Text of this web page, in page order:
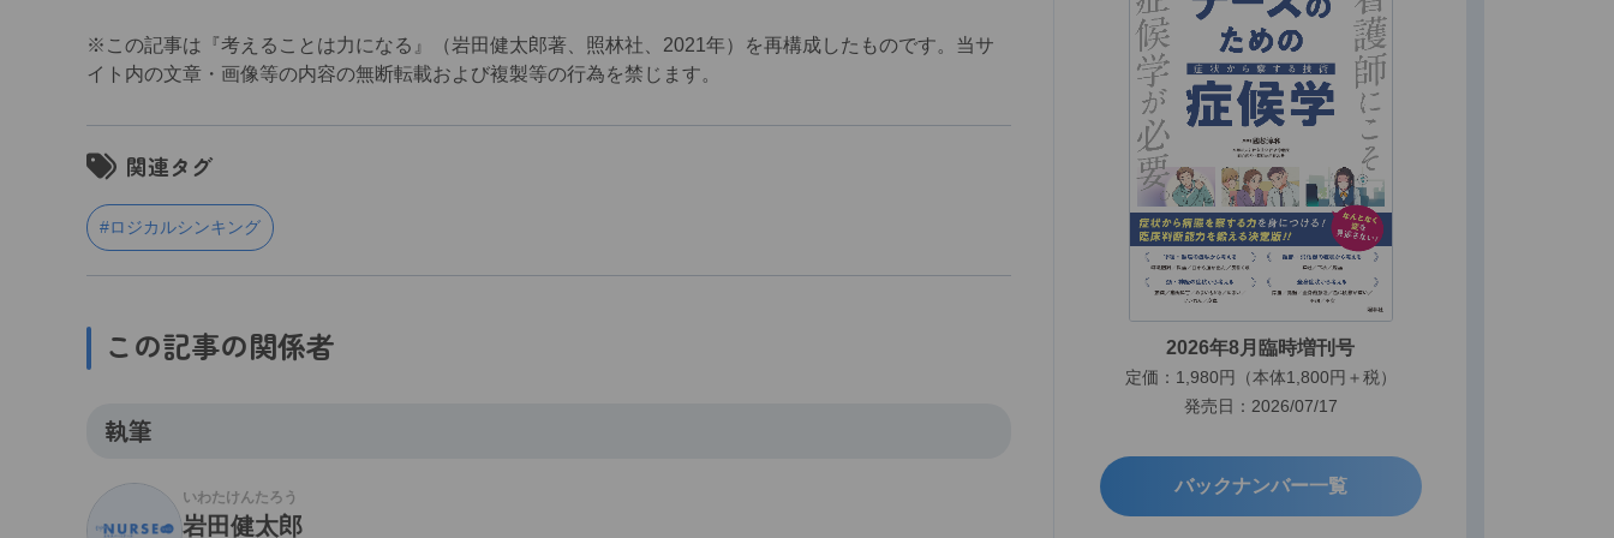
※この記事は『考えることは力になる』（岩田健太郎著、照林社、2021年）を再構成したものです。当サ
イト内の文章・画像等の内容の無断転載および複製等の行為を禁じます。
関連タグ
#ロジカルシンキング
この記事の関係者
執筆
いわたけんたろう
岩田健太郎
2026年8月臨時増刊号
定価：1,980円（本体1,800円＋税）
発売日：2026/07/17
バックナンバー一覧